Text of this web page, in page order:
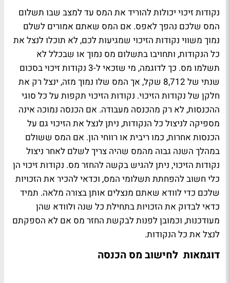
נקודות זיכוי יכולות להוריד את המס עד למצב שבו תשלום
המס שלכם נהפך לאפס. אם המס שאתם אמורים לשלם
נמוך משווי נקודות הזיכוי שמגיעות לכם, לא תוכלו לנצל את
כל הנקודות, ותחויבו בתשלום מס נמוך או שבכלל לא
תשלמו מס. כך לדוגמה, מי שזכאי ל-3 נקודות זיכוי בסכום
שנתי של 8,712 שקל, אך המס שלו נמוך מזה, ינצל רק את
חלקן של נקודות הזיכוי. נקודות הזיכוי תקפות על כל סוגי
ההכנסות, לא רק מהכנסה מעבודה. אם הכנסה נמוכה אינה
מספיקה לניצול כל הנקודות, ניתן לנצל את הזיכוי גם על
הכנסות אחרות, כמו ריבית או רווחי הון. אם המס ששולם
במהלך השנה גבוה מהמס שהיה צריך לשלם לאחר ניצול
נקודות הזיכוי, ניתן להגיש בקשה להחזר מס. נקודות זיכוי הן
כלי חשוב להפחתת תשלומי המס, וכדאי להכיר את הזכויות
שלכם כדי לוודא שאתם מנצלים אותן בצורה מלאה. תמיד
כדאי לבדוק את הזכויות בתחילת כל שנה ולוודא שהן
מעודכנות, וכמובן לפנות לבקשת החזר מס אם לא הספקתם
לנצל את כל הנקודות.
דוגמאות לחישוב מס הכנסה